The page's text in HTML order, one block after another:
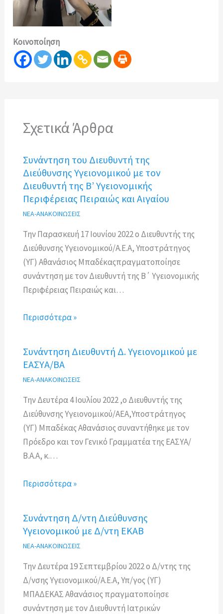
Κοινοποίηση
Σχετικά Άρθρα
Συνάντηση του Διευθυντή της
Διεύθυνσης Υγειονομικού με τον
Διευθυντή της Β’ Υγειονομικής
Περιφέρειας Πειραιώς και Αιγαίου
ΝΕΑ-ΑΝΑΚΟΙΝΩΣΕΙΣ
Την Παρασκευή 17 Ιουνίου 2022 ο Διευθυντής της
Διεύθυνσης Υγειονομικού/Α.Ε.Α, Υποστράτηγος
(ΥΓ) Αθανάσιος Μπαδέκαςπραγματοποίησε
συνάντηση με τον Διευθυντή της Β΄ Υγειονομικής
Περιφέρειας Πειραιώς και…
Περισσότερα »
Συνάντηση Διευθυντή Δ. Υγειονομικού με
ΕΑΣΥΑ/ΒΑ
ΝΕΑ-ΑΝΑΚΟΙΝΩΣΕΙΣ
Την Δευτέρα 4 Ιουλίου 2022 ,ο Διευθυντής της
Διεύθυνσης Υγειονομικού/ΑΕΑ,Υποστράτηγος
(ΥΓ) Μπαδέκας Αθανάσιος συναντήθηκε με τον
Πρόεδρο και τον Γενικό Γραμματέα της ΕΑΣΥΑ/
Β.Α.Α, κ.…
Περισσότερα »
Συνάντηση Δ/ντη Διεύθυνσης
Υγειονομικού με Δ/ντη ΕΚΑΒ
ΝΕΑ-ΑΝΑΚΟΙΝΩΣΕΙΣ
Την Δευτέρα 19 Σεπτεμβρίου 2022 ο Δ/ντης της
Δ/νσης Υγειονομικού/Α.Ε.Α, Υπ/γος (ΥΓ)
ΜΠΑΔΕΚΑΣ Αθανάσιος πραγματοποίησε
συνάντηση με τον Διευθυντή Ιατρικών